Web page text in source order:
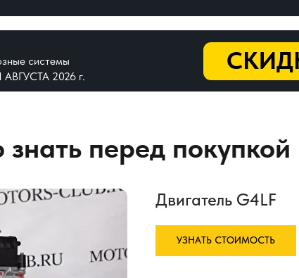
системы
АВГУСТА 2026 г.
перед
Двигатель G4LF
УЗНАТЬ СТОИМОСТЬ